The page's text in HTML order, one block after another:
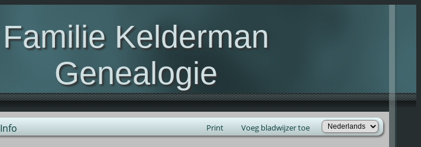
Familie Kelderman
Genealogie
Genealogie van de familie Kelderman(s)
Info Print Voeg bladwijzer toe